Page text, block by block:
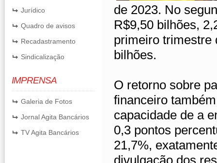
Jurídico
Quadro de avisos
Recadastramento
Sindicalização
IMPRENSA
Galeria de Fotos
Jornal Agita Bancários
TV Agita Bancários
de 2023. No
R$9,50 bilhões,
primeiro trimestre
bilhões.
O retorno sobre
financeiro
capacidade de a
0,3 pontos
21,7%,
divulgação dos